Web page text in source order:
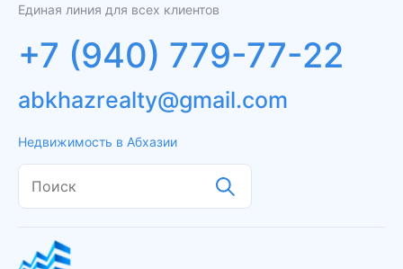
Единая линия для всех клиентов
+7 (940) 779-77-22
Недвижимость в Абхазии
abkhazrealty@gmail.com